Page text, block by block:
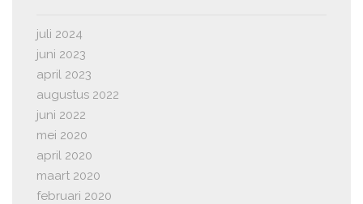
juli 2024
juni 2023
april 2023
augustus 2022
juni 2022
mei 2020
april 2020
maart 2020
februari 2020